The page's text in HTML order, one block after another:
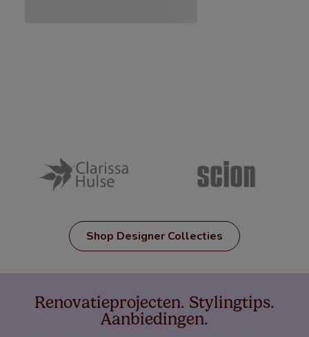
Shop Designer Collecties
Renovatieprojecten. Stylingtips.
Aanbiedingen.